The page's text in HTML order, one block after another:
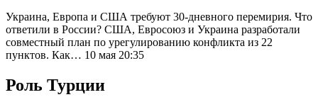
Украина, Европа и США требуют 30-дневного перемирия. Что
ответили в России? США, Евросоюз и Украина разработали
совместный план по урегулированию конфликта из 22
пунктов. Как… 10 мая 20:35
Роль Турции